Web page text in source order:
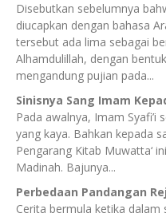
Disebutkan sebelumnya
diucapkan dengan bahasa
tersebut ada lima sebagai
Alhamdulillah, dengan
mengandung pujian pada...
Sinisnya Sang Imam
Pada awalnya, Imam Syafi’i
yang kaya. Bahkan kepada
Pengarang Kitab Muwatta‘
Madinah. Bajunya...
Perbedaan Pandangan
Cerita bermula ketika